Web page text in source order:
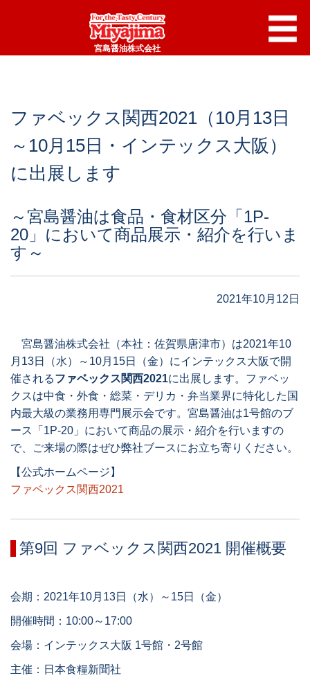
宮島醤油株式会社
ファベックス関西2021（10月13日
～10月15日・インテックス大阪）
に出展します
～宮島醤油は食品・食材区分「1P-
20」において商品展示・紹介を行いま
す～
2021年10月12日
宮島醤油株式会社（本社：佐賀県唐津市）は2021年10
月13日（水）～10月15日（金）にインテックス大阪で開
催されるファベックス関西2021に出展します。ファベッ
クスは中食・外食・総菜・デリカ・弁当業界に特化した国
内最大級の業務用専門展示会です。宮島醤油は1号館のブ
ース「1P-20」において商品の展示・紹介を行いますの
で、ご来場の際はぜひ弊社ブースにお立ち寄りください。
【公式ホームページ】
ファベックス関西2021
第9回 ファベックス関西2021 開催概要
会期：2021年10月13日（水）～15日（金）
開催時間：10:00～17:00
会場：インテックス大阪 1号館・2号館
主催：日本食糧新聞社